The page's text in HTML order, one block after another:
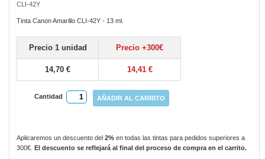
CLI-42Y
Tinta Canon Amarillo CLI-42Y - 13 ml.
Precio 1 unidad Precio +300€
14,70 € 14,41 €
Cantidad AÑADIR AL CARRITO
Aplicaremos un descuento del 2% en todas las tintas para pedidos superiores a
300€.
El descuento se reflejará al final del proceso de compra en el carrito.
the
beginning
the
images
gallery